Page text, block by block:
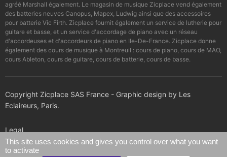
agréé Marshall également. Le magasin de musique Zicplace vend également
des batteries neuves Canopus, Mapex, Ludwig ainsi que des accessoires
pour batterie Vic Firth. Zicplace fournit également un service de lutherie pour
guitare et basse, et un service d'accordage de piano avec un réseau
d'accordeuses et d'accordeurs de piano en Ile-De-France. Zicplace donne
également des cours de musique à Montreuil : cours de piano, cours de MAO,
cours Ableton, cours de guitare, cours de batterie, cours de basse.
Copyright Zicplace SAS France - Graphic design by Les
Eclaireurs, Paris.
Legal
Confidentiality policy
This site uses cookies and gives you control over what you want
to activate